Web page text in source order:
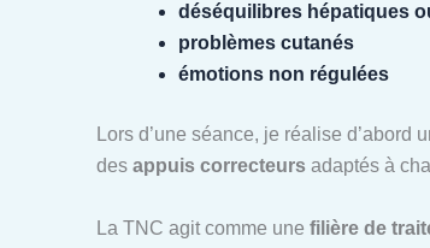
déséquilibres hépatiques
problèmes cutanés
émotions non régulées
Lors d’une séance, je réalise d’abord
des appuis correcteurs adaptés à
La TNC agit comme une filière de